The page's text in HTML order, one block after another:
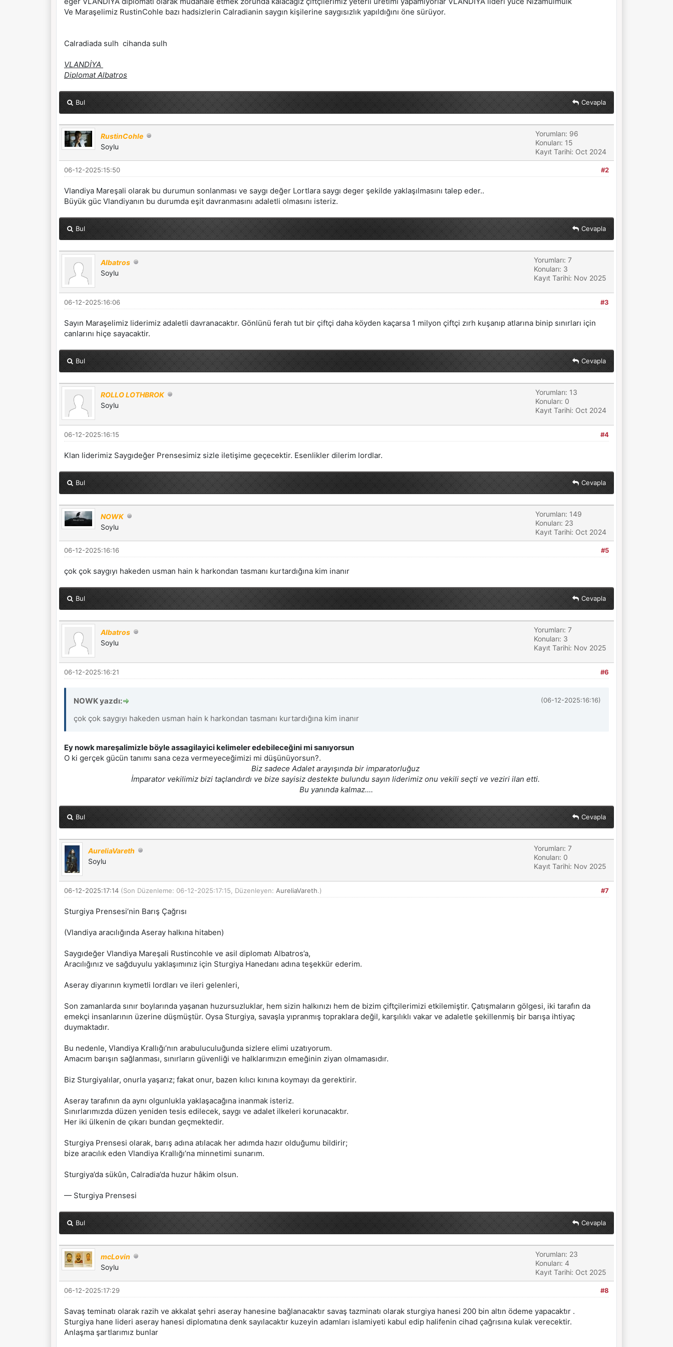
Ve Maraşelimiz RustinCohle bazı hadsizlerin Calradianin saygın kişilerine saygısızlık yapıldığını öne sürüyor.
Calradiada sulh cihanda sulh
VLANDİYA
Diplomat Albatros
Bul Cevapla
RustinCohle
Soylu
Yorumları: 96
Konuları: 15
Kayıt Tarihi: Oct 2024
#2
06-12-2025:15:50
Vlandiya Mareşali olarak bu durumun sonlanması ve saygı değer Lortlara saygı deger şekilde yaklaşılmasını talep eder..
Büyük güc Vlandiyanın bu durumda eşit davranmasını adaletli olmasını isteriz.
Bul Cevapla
Albatros
Soylu
Yorumları: 7
Konuları: 3
Kayıt Tarihi: Nov 2025
#3
06-12-2025:16:06
Sayın Maraşelimiz liderimiz adaletli davranacaktır. Gönlünü ferah tut bir çiftçi daha köyden kaçarsa 1 milyon çiftçi zırh kuşanıp atlarına binip sınırları için
canlarını hiçe sayacaktir.
Bul Cevapla
ROLLO LOTHBROK
Soylu
Yorumları: 13
Konuları: 0
Kayıt Tarihi: Oct 2024
#4
06-12-2025:16:15
Klan liderimiz Saygıdeğer Prensesimiz sizle iletişime geçecektir. Esenlikler dilerim lordlar.
Bul Cevapla
NOWK
Soylu
Yorumları: 149
Konuları: 23
Kayıt Tarihi: Oct 2024
#5
06-12-2025:16:16
çok çok saygıyı hakeden usman hain k harkondan tasmanı kurtardığına kim inanır
Bul Cevapla
Albatros
Soylu
Yorumları: 7
Konuları: 3
Kayıt Tarihi: Nov 2025
#6
06-12-2025:16:21
(06-12-2025:16:16)
NOWK yazdı:
çok çok saygıyı hakeden usman hain k harkondan tasmanı kurtardığına kim inanır
Ey nowk mareşalimizle böyle assagilayici kelimeler edebileceğini mi sanıyorsun
O ki gerçek gücün tanımı sana ceza vermeyeceğimizi mi düşünüyorsun?.
Biz sadece Adalet arayışında bir imparatorluğuz
İmparator vekilimiz bizi taçlandırdı ve bize sayisiz destekte bulundu sayın liderimiz onu vekili seçti ve veziri ilan etti.
Bu yanında kalmaz....
Bul Cevapla
AureliaVareth
Soylu
Yorumları: 7
Konuları: 0
Kayıt Tarihi: Nov 2025
#7
06-12-2025:17:14 (Son Düzenleme: 06-12-2025:17:15, Düzenleyen: AureliaVareth.)
Sturgiya Prensesi’nin Barış Çağrısı
(Vlandiya aracılığında Aseray halkına hitaben)
Saygıdeğer Vlandiya Mareşali Rustincohle ve asil diplomatı Albatros’a,
Aracılığınız ve sağduyulu yaklaşımınız için Sturgiya Hanedanı adına teşekkür ederim.
Aseray diyarının kıymetli lordları ve ileri gelenleri,
Son zamanlarda sınır boylarında yaşanan huzursuzluklar, hem sizin halkınızı hem de bizim çiftçilerimizi etkilemiştir. Çatışmaların gölgesi, iki tarafın da
emekçi insanlarının üzerine düşmüştür. Oysa Sturgiya, savaşla yıpranmış topraklara değil, karşılıklı vakar ve adaletle şekillenmiş bir barışa ihtiyaç
duymaktadır.
Bu nedenle, Vlandiya Krallığı’nın arabuluculuğunda sizlere elimi uzatıyorum.
Amacım barışın sağlanması, sınırların güvenliği ve halklarımızın emeğinin ziyan olmamasıdır.
Biz Sturgiyalılar, onurla yaşarız; fakat onur, bazen kılıcı kınına koymayı da gerektirir.
Aseray tarafının da aynı olgunlukla yaklaşacağına inanmak isteriz.
Sınırlarımızda düzen yeniden tesis edilecek, saygı ve adalet ilkeleri korunacaktır.
Her iki ülkenin de çıkarı bundan geçmektedir.
Sturgiya Prensesi olarak, barış adına atılacak her adımda hazır olduğumu bildirir;
bize aracılık eden Vlandiya Krallığı’na minnetimi sunarım.
Sturgiya’da sükûn, Calradia’da huzur hâkim olsun.
— Sturgiya Prensesi
Bul Cevapla
mcLovin
Soylu
Yorumları: 23
Konuları: 4
Kayıt Tarihi: Oct 2025
#8
06-12-2025:17:29
Savaş teminatı olarak razih ve akkalat şehri aseray hanesine bağlanacaktır savaş tazminatı olarak sturgiya hanesi 200 bin altın ödeme yapacaktır .
Sturgiya hane lideri aseray hanesi diplomatına denk sayılacaktır kuzeyin adamları islamiyeti kabul edip halifenin cihad çağrısına kulak verecektir.
Anlaşma şartlarımız bunlar